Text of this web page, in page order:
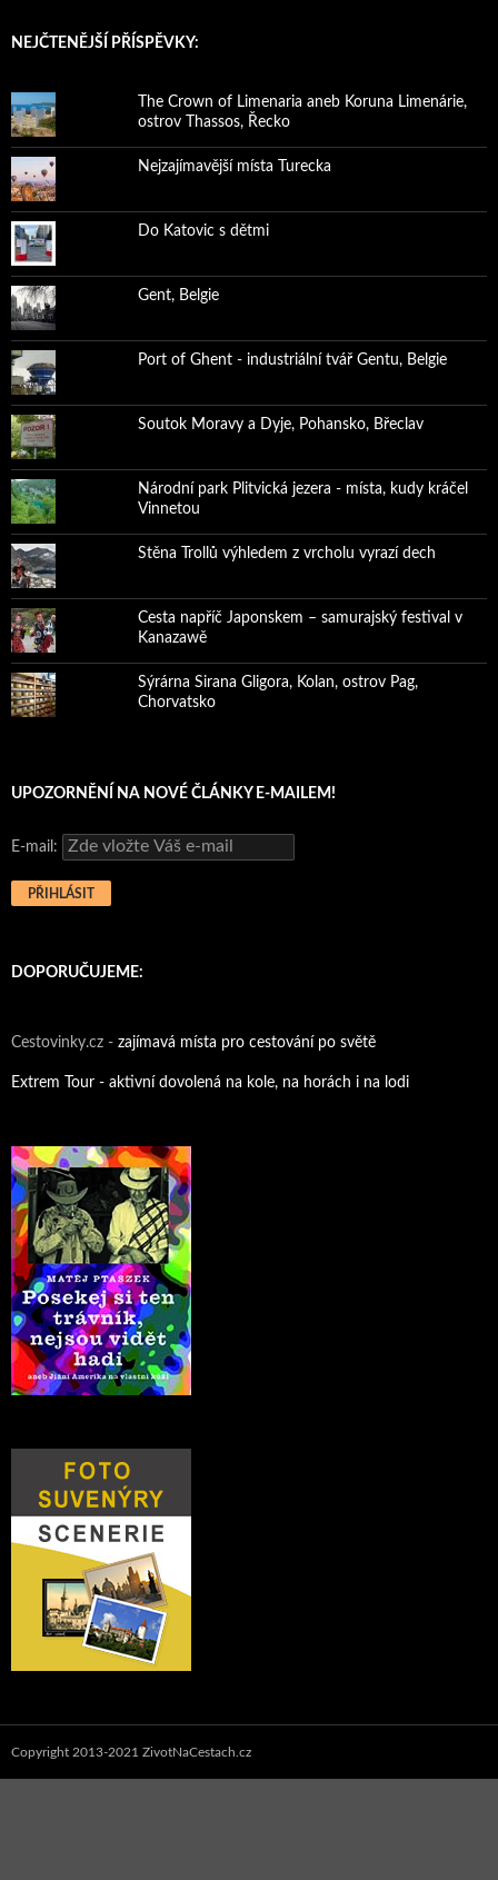
NEJČTENĚJŠÍ PŘÍSPĚVKY:
The Crown of Limenaria aneb Koruna Limenárie,
ostrov Thassos, Řecko
Nejzajímavější místa Turecka
Do Katovic s dětmi
Gent, Belgie
Port of Ghent - industriální tvář Gentu, Belgie
Soutok Moravy a Dyje, Pohansko, Břeclav
Národní park Plitvická jezera - místa, kudy kráčel
Vinnetou
Stěna Trollů výhledem z vrcholu vyrazí dech
Cesta napříč Japonskem – samurajský festival v
Kanazawě
Sýrárna Sirana Gligora, Kolan, ostrov Pag,
Chorvatsko
UPOZORNĚNÍ NA NOVÉ ČLÁNKY E-MAILEM!
E-mail:
DOPORUČUJEME:
Cestovinky.cz - zajímavá místa pro cestování po světě
Extrem Tour - aktivní dovolená na kole, na horách i na lodi